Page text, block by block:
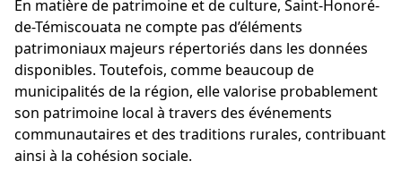
En matière de patrimoine et de culture, Saint-Honoré-
de-Témiscouata ne compte pas d’éléments
patrimoniaux majeurs répertoriés dans les données
disponibles. Toutefois, comme beaucoup de
municipalités de la région, elle valorise probablement
son patrimoine local à travers des événements
communautaires et des traditions rurales, contribuant
ainsi à la cohésion sociale.